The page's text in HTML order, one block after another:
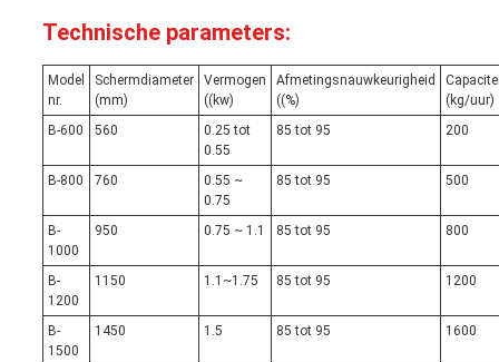
Technische parameters:
Model
nr.
Schermdiameter
(mm)
Vermogen
((kw)
Afmetingsnauwkeurigheid
((%)
(kg/uur)
B-600
560
0.25 tot
0.55
85 tot 95 200
B-800 760
0.55 ~
0.75
85 tot 95 500
B-
1000
950 0.75 ~ 1.1 85 tot 95 800
B-
1200
1150 1.1~1.75 85 tot 95 1200
B-
1500
1450 1.5 85 tot 95 1600